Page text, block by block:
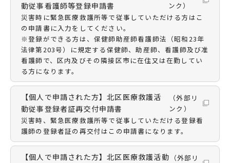
動従事看護師等登録申請書
ンク）
災害時に緊急医療救護所等で従事していただける方はこ
の申請書に入力をしてください。
※登録ができる方は、保健師助産師看護師法（昭和23年
法律第203号）に規定する保健師、助産師、看護師及び准
看護師で、区内及びその隣接区市に在住又は在勤してい
る方になります。
【個人で申請された方】北区医療救護活
動従事登録者証再交付申請書
（外部リ
ンク）
災害時、緊急医療救護所等で従事していただける登録看
護師の登録者証の再交付はこの申請書になります。
【個人で申請された方】北区医療救護活動 （外部リ